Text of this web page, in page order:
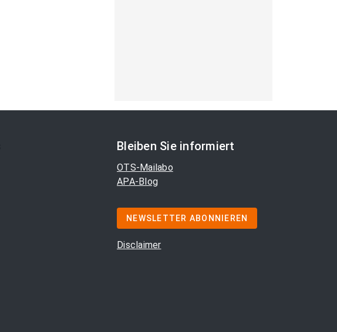
Bleiben Sie informiert
OTS-Mailabo
APA-Blog
NEWSLETTER ABONNIEREN
Disclaimer